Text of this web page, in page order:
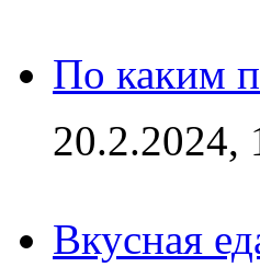
По каким
20.2.2024,
Вкусная